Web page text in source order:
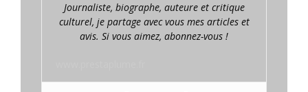
Journaliste, biographe, auteure et critique
culturel, je partage avec vous mes articles et
avis. Si vous aimez, abonnez-vous !